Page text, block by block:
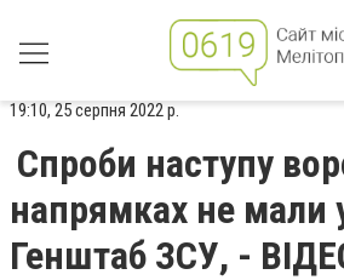
19:10, 25 серпня 2022 р.
Спроби наступу
напрямках не мали
Генштаб ЗСУ, -